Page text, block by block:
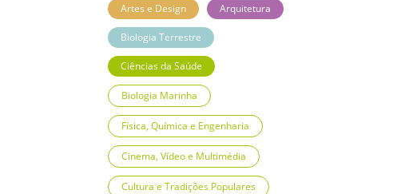
Artes e Design Arquitetura
Biologia Terrestre
Ciências da Saúde
Biologia Marinha
Física, Química e Engenharia
Cinema, Vídeo e Multimédia
Cultura e Tradições Populares